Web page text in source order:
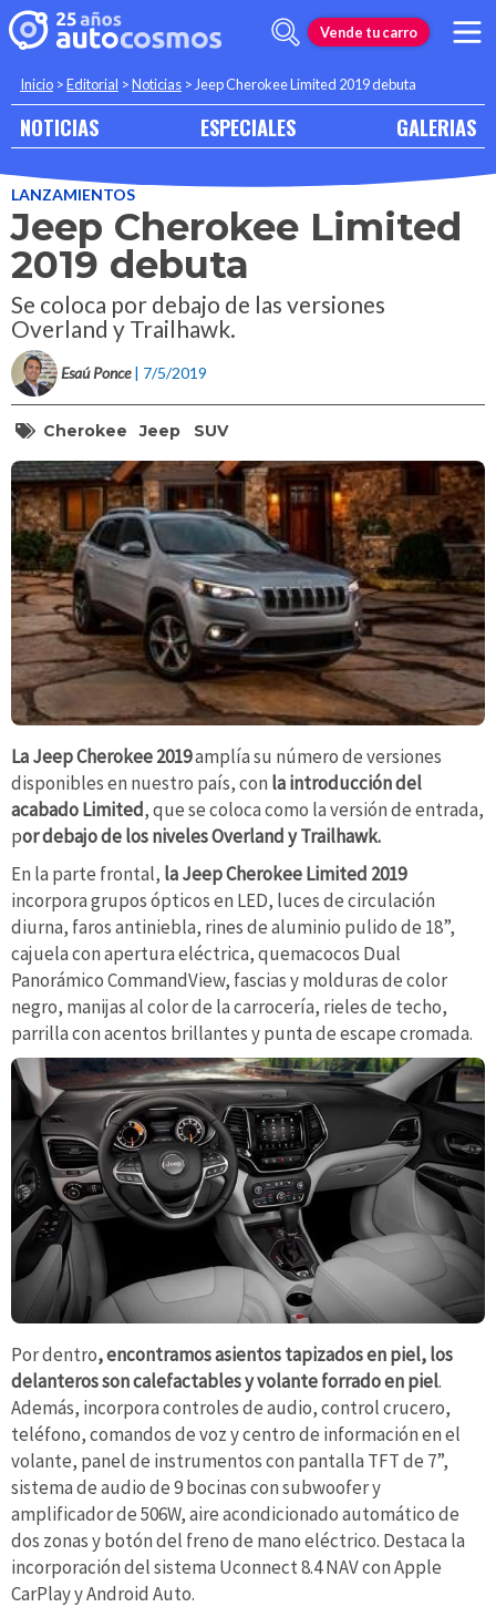
Vende tu carro
Inicio >Editorial >Noticias >Jeep Cherokee Limited 2019 debuta
NOTICIAS ESPECIALES GALERIAS
LANZAMIENTOS
Jeep Cherokee Limited
2019 debuta
Se coloca por debajo de las versiones
Overland y Trailhawk.
Esaú Ponce | 7/5/2019
Cherokee Jeep SUV
La Jeep Cherokee 2019amplía su número de versiones
disponibles en nuestro país, con la introducción del
acabado Limited, que se coloca como la versión de entrada,
por debajo de los niveles Overland y Trailhawk.
En la parte frontal, la Jeep Cherokee Limited 2019
incorpora grupos ópticos en LED, luces de circulación
diurna, faros antiniebla, rines de aluminio pulido de 18”,
cajuela con apertura eléctrica, quemacocos Dual
Panorámico CommandView, fascias y molduras de color
negro, manijas al color de la carrocería, rieles de techo,
parrilla con acentos brillantes y punta de escape cromada.
Por dentro, encontramos asientos tapizados en piel, los
delanteros son calefactables y volante forrado en piel.
Además, incorpora controles de audio, control crucero,
teléfono, comandos de voz y centro de información en el
volante, panel de instrumentos con pantalla TFT de 7”,
sistema de audio de 9 bocinas con subwoofer y
amplificador de 506W, aire acondicionado automático de
dos zonas y botón del freno de mano eléctrico. Destaca la
incorporación del sistema Uconnect 8.4 NAV con Apple
CarPlay y Android Auto.